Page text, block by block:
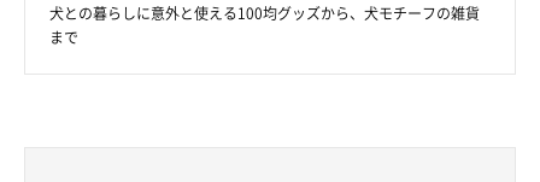
犬との暮らしに意外と使える100均グッズから、犬モチーフの雑貨
まで